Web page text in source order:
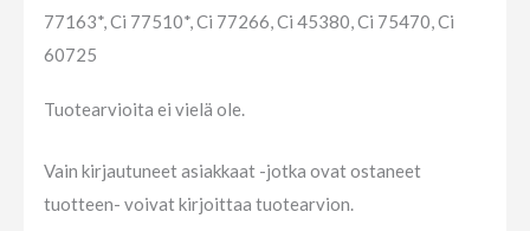
77163*, Ci 77510*, Ci 77266, Ci 45380, Ci 75470, Ci
60725
Tuotearvioita ei vielä ole.
Vain kirjautuneet asiakkaat -jotka ovat ostaneet
tuotteen- voivat kirjoittaa tuotearvion.